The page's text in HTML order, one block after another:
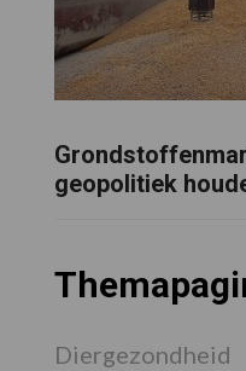
geopolitiek
Diergezondheid